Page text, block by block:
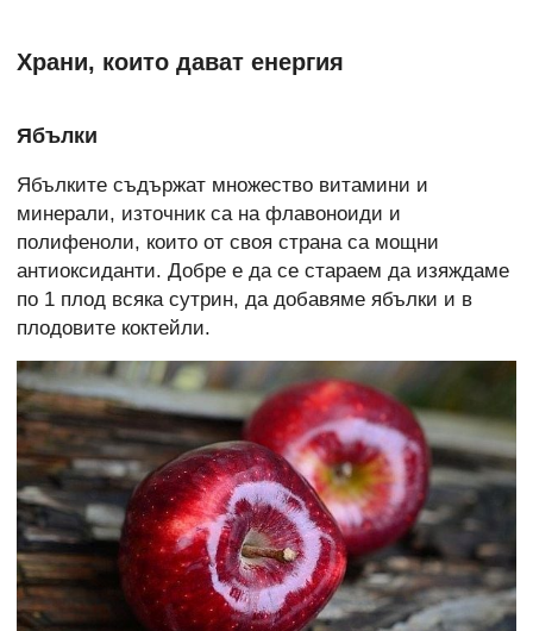
Храни, които дават енергия
Ябълки
Ябълките съдържат множество витамини и
минерали, източник са на флавоноиди и
полифеноли, които от своя страна са мощни
антиоксиданти. Добре е да се стараем да изяждаме
по 1 плод всяка сутрин, да добавяме ябълки и в
плодовите коктейли.